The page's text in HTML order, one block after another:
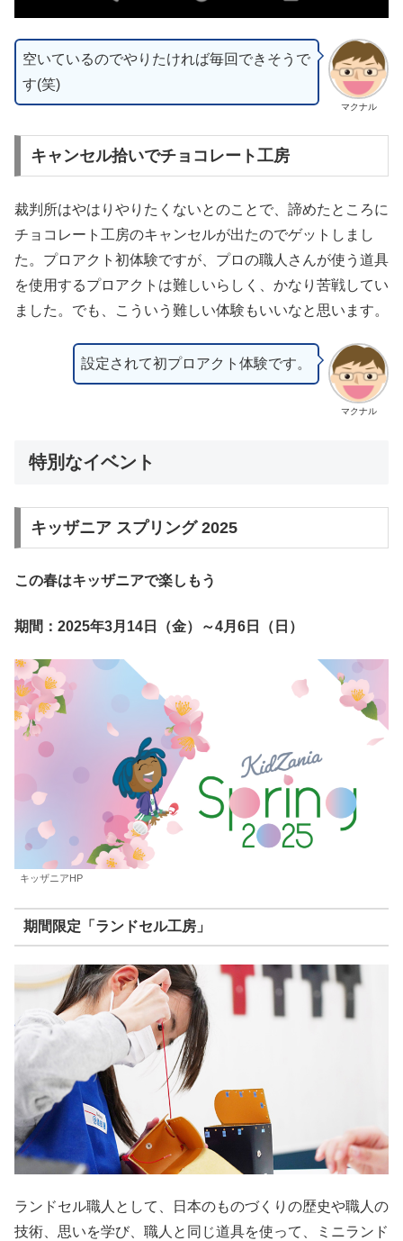
マクナル
空いているのでやりたければ毎回できそうで
す(笑)
キャンセル拾いでチョコレート工房
裁判所はやはりやりたくないとのことで、諦めたところに
チョコレート工房のキャンセルが出たのでゲットしまし
た。プロアクト初体験ですが、プロの職人さんが使う道具
を使用するプロアクトは難しいらしく、かなり苦戦してい
ました。でも、こういう難しい体験もいいなと思います。
マクナル
設定されて初プロアクト体験です。
特別なイベント
キッザニア スプリング 2025
この春はキッザニアで楽しもう
期間：2025年3月14日（金）～4月6日（日）
キッザニアHP
期間限定「ランドセル工房」
ランドセル職人として、日本のものづくりの歴史や職人の
技術、思いを学び、職人と同じ道具を使って、ミニランド